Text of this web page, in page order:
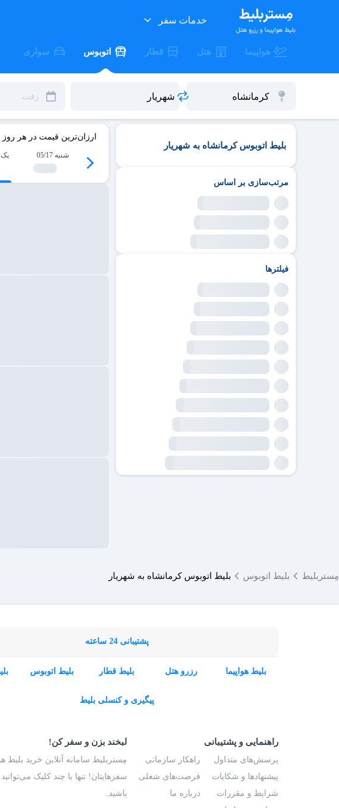
خدمات سفر
هواپیما هتل قطار اتوبوس سواری
بلیط اتوبوس کرمانشاه به شهریار
مرتب‌سازی بر اساس
فیلترها
ارزان‌ترین قیمت در هر روز
شنبه 05/17
مِستربلیط بلیط اتوبوس بلیط اتوبوس کرمانشاه به شهریار
پشتیبانی 24 ساعته
بلیط هواپیما رزرو هتل بلیط قطار بلیط اتوبوس
پیگیری و کنسلی بلیط
راهنمایی و پشتیبانی
پرسش‌های متداول
پیشنهادها و شکایات
شرایط و مقررات
راهکار سازمانی
فرصت‌های شغلی
درباره ما
لبخند بزن و سفر کن!
مِستربلیط سامانه آنلاین خرید بلیط
سفرهایتان! تنها با چند کلیک
باشید.